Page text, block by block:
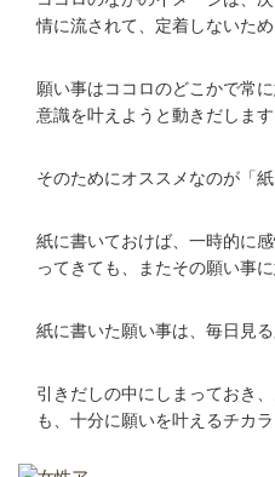
情に流されて、定着しないため
願い事はココロのどこかで常
意識を叶えようと動きだします
そのためにオススメなのが「
紙に書いておけば、一時的に
ってきても、またその願い事
紙に書いた願い事は、毎日見る
引きだしの中にしまっておき
も、十分に願いを叶えるチカラ